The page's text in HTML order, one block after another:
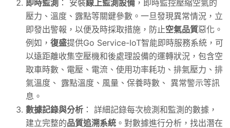
即時監測 ： 安裝線上監測設備 ，即時監控壓縮空氣的
壓力、溫度、露點等關鍵參數。一旦發現異常情況，立
即發出警報，以便及時採取措施，防止空氣品質惡化。
例如， 復盛提供Go Service-IoT智能即時服務系統，可
以遠距離收集空壓機和後處理設備的運轉狀況，包含空
取車時數、電壓、電流、使用功率耗功、排氣壓力、排
氣溫度、 露點溫度、風量、保養時數、 異常警示等訊
息。
數據記錄與分析 ： 詳細記錄每次檢測和監測的數據，
建立完整的品質追溯系統 。對數據進行分析，找出潛在